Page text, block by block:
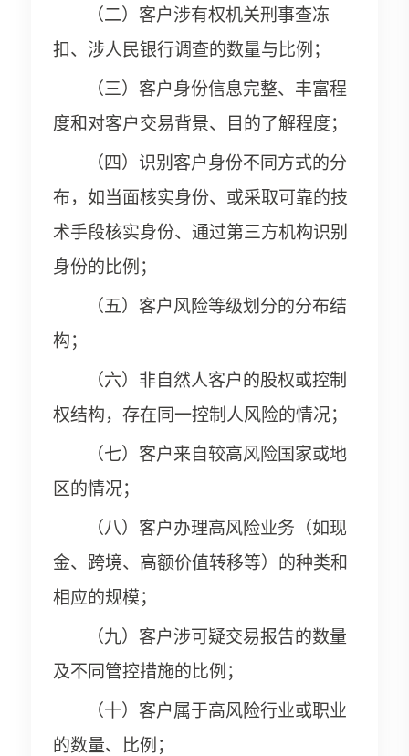
（二）客户涉有权机关刑事查冻
扣、涉人民银行调查的数量与比例；
（三）客户身份信息完整、丰富程
度和对客户交易背景、目的了解程度；
（四）识别客户身份不同方式的分
布，如当面核实身份、或采取可靠的技
术手段核实身份、通过第三方机构识别
身份的比例；
（五）客户风险等级划分的分布结
构；
（六）非自然人客户的股权或控制
权结构，存在同一控制人风险的情况；
（七）客户来自较高风险国家或地
区的情况；
（八）客户办理高风险业务（如现
金、跨境、高额价值转移等）的种类和
相应的规模；
（九）客户涉可疑交易报告的数量
及不同管控措施的比例；
（十）客户属于高风险行业或职业
的数量、比例；